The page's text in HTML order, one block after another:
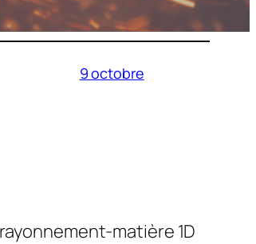
9 octobre
matière 1D